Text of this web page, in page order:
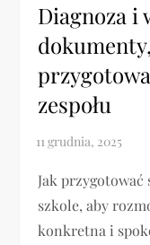
Diagnoza i
zespołu
Jak przygotować
szkole, aby
konkretna i